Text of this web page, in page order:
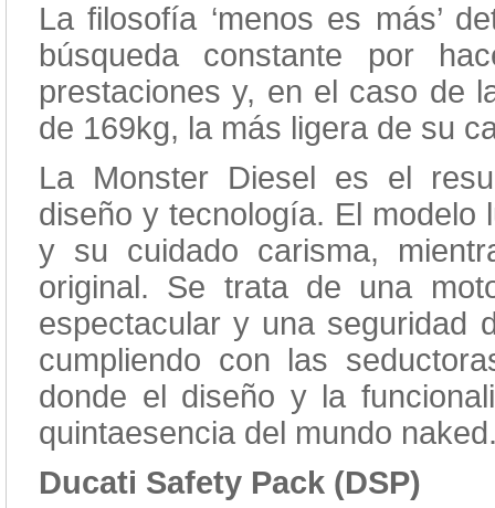
La filosofía ‘menos es más’
búsqueda constante por
prestaciones y, en el caso de
de 169kg, la más ligera de su
La Monster Diesel es el
diseño y tecnología. El modelo
y su cuidado carisma,
original. Se trata de una
espectacular y una seguridad
cumpliendo con las
donde el diseño y la
quintaesencia del mundo
Ducati Safety Pack (DSP)